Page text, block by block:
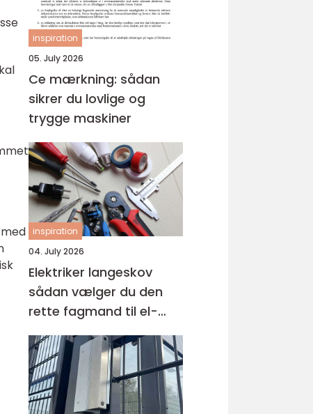
inspiration
05. July 2026
Ce mærkning: sådan
sikrer du lovlige og
trygge maskiner
inspiration
04. July 2026
Elektriker langeskov
sådan vælger du den
rette fagmand til el-
opgaven